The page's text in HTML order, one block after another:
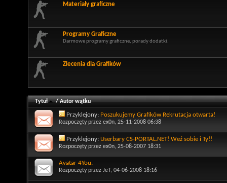
Materiały graficzne
Programy Graficzne
Darmowe programy graficzne, porady dodatki.
Zlecenia dla Grafików
Tytuł /Autor wątku
Przyklejony: Poszukujemy Grafików Rekrutacja otwarta!
Rozpoczęty przez ex0n, 25-11-2008 06:38
Przyklejony: Userbary CS-PORTAL.NET! Weź sobie i Ty!!
Rozpoczęty przez ex0n, 25-08-2007 18:31
Avatar 4You.
Rozpoczęty przez JeT, 04-06-2008 18:16